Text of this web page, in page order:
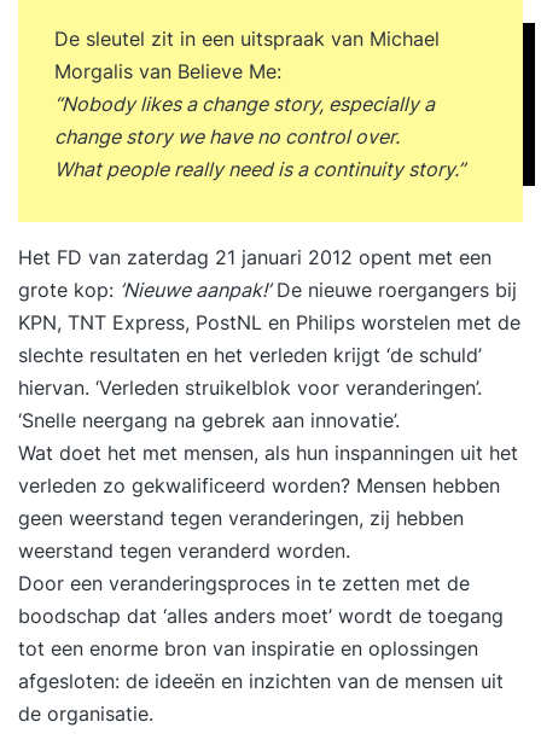
De sleutel zit in een uitspraak van Michael
Morgalis van Believe Me:
“Nobody likes a change story, especially a
change story we have no control over.
What people really need is a continuity story.”
Het FD van zaterdag 21 januari 2012 opent met een
grote kop: ’Nieuwe aanpak!’De nieuwe roergangers bij
KPN, TNT Express, PostNL en Philips worstelen met de
slechte resultaten en het verleden krijgt ‘de schuld’
hiervan. ‘Verleden struikelblok voor veranderingen’.
‘Snelle neergang na gebrek aan innovatie’.
Wat doet het met mensen, als hun inspanningen uit het
verleden zo gekwalificeerd worden? Mensen hebben
geen weerstand tegen veranderingen, zij hebben
weerstand tegen veranderd worden.
Door een veranderingsproces in te zetten met de
boodschap dat ‘alles anders moet’ wordt de toegang
tot een enorme bron van inspiratie en oplossingen
afgesloten: de ideeën en inzichten van de mensen uit
de organisatie.